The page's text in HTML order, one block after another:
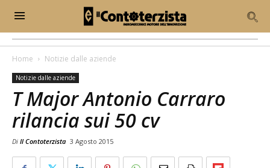
Home Notizie dalle aziende
Notizie dalle aziende
T Major Antonio Carraro
rilancia sui 50 cv
Di Il Contoterzista 3 Agosto 2015